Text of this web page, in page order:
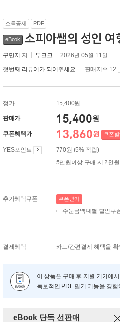
소득공제 PDF
eBook 소피아쌤의 성인 여
구민지 저 부크크 2026년 05월 11일
첫번째 리뷰어가 되어주세요. 판매지수 12
정가 15,400원
판매가 15,400원
쿠폰혜택가 13,860원 쿠폰
YES포인트
770원 (5% 적립)
5만원이상 구매 시 2천
추가혜택쿠폰 쿠폰받기
주문금액대별 할인쿠
결제혜택 카드/간편결제 혜택을 확
이 상품은 구매 후 지원 기기에서
독보적인 PDF 필기 기능을 경험
eBook 단독 선판매